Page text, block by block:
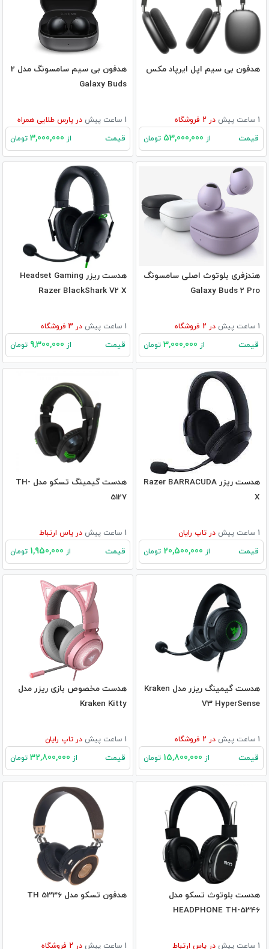
هدفون بی‌ سیم اپل ایرپاد مکس
1 ساعت پیش در فروشگاه
قیمت از تومان
هدفون بی سیم سامسونگ مدل 2
Galaxy Buds
1 ساعت پیش در پارس طلایی همراه
قیمت از تومان
هندزفری بلوتوث اصلی سامسونگ
Galaxy Buds 2 Pro
1 ساعت پیش در فروشگاه
قیمت از تومان
هدست ریزر Headset Gaming
Razer BlackShark V2 X
1 ساعت پیش در فروشگاه
قیمت از تومان
هدست ریزر Razer BARRACUDA
X
1 ساعت پیش در تاپ رایان
قیمت از تومان
هدست گیمینگ تسکو مدل TH-
5127
1 ساعت پیش در یاس ارتباط
قیمت از تومان
هدست گیمینگ ریزر مدل Kraken
V3 HyperSense
1 ساعت پیش در فروشگاه
قیمت از تومان
هدست مخصوص بازی ریزر مدل
Kraken Kitty
1 ساعت پیش در تاپ رایان
قیمت از تومان
هدست بلوتوث تسکو مدل
HEADPHONE TH-5346
1 ساعت پیش در یاس ارتباط
هدفون تسکو مدل TH 5336
1 ساعت پیش در فروشگاه